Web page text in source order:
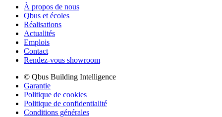
À propos de nous
Qbus et écoles
Réalisations
Actualités
Emplois
Contact
Rendez-vous showroom
© Qbus Building Intelligence
Garantie
Politique de cookies
Politique de confidentialité
Conditions générales